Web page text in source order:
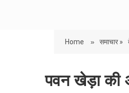
Home » समाचार »
पवन खेड़ा की